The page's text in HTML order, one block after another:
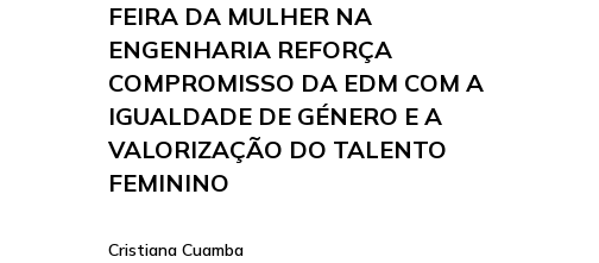
FEIRA DA MULHER NA
ENGENHARIA REFORÇA
COMPROMISSO DA EDM COM A
IGUALDADE DE GÉNERO E A
VALORIZAÇÃO DO TALENTO
FEMININO
Cristiana Cuamba